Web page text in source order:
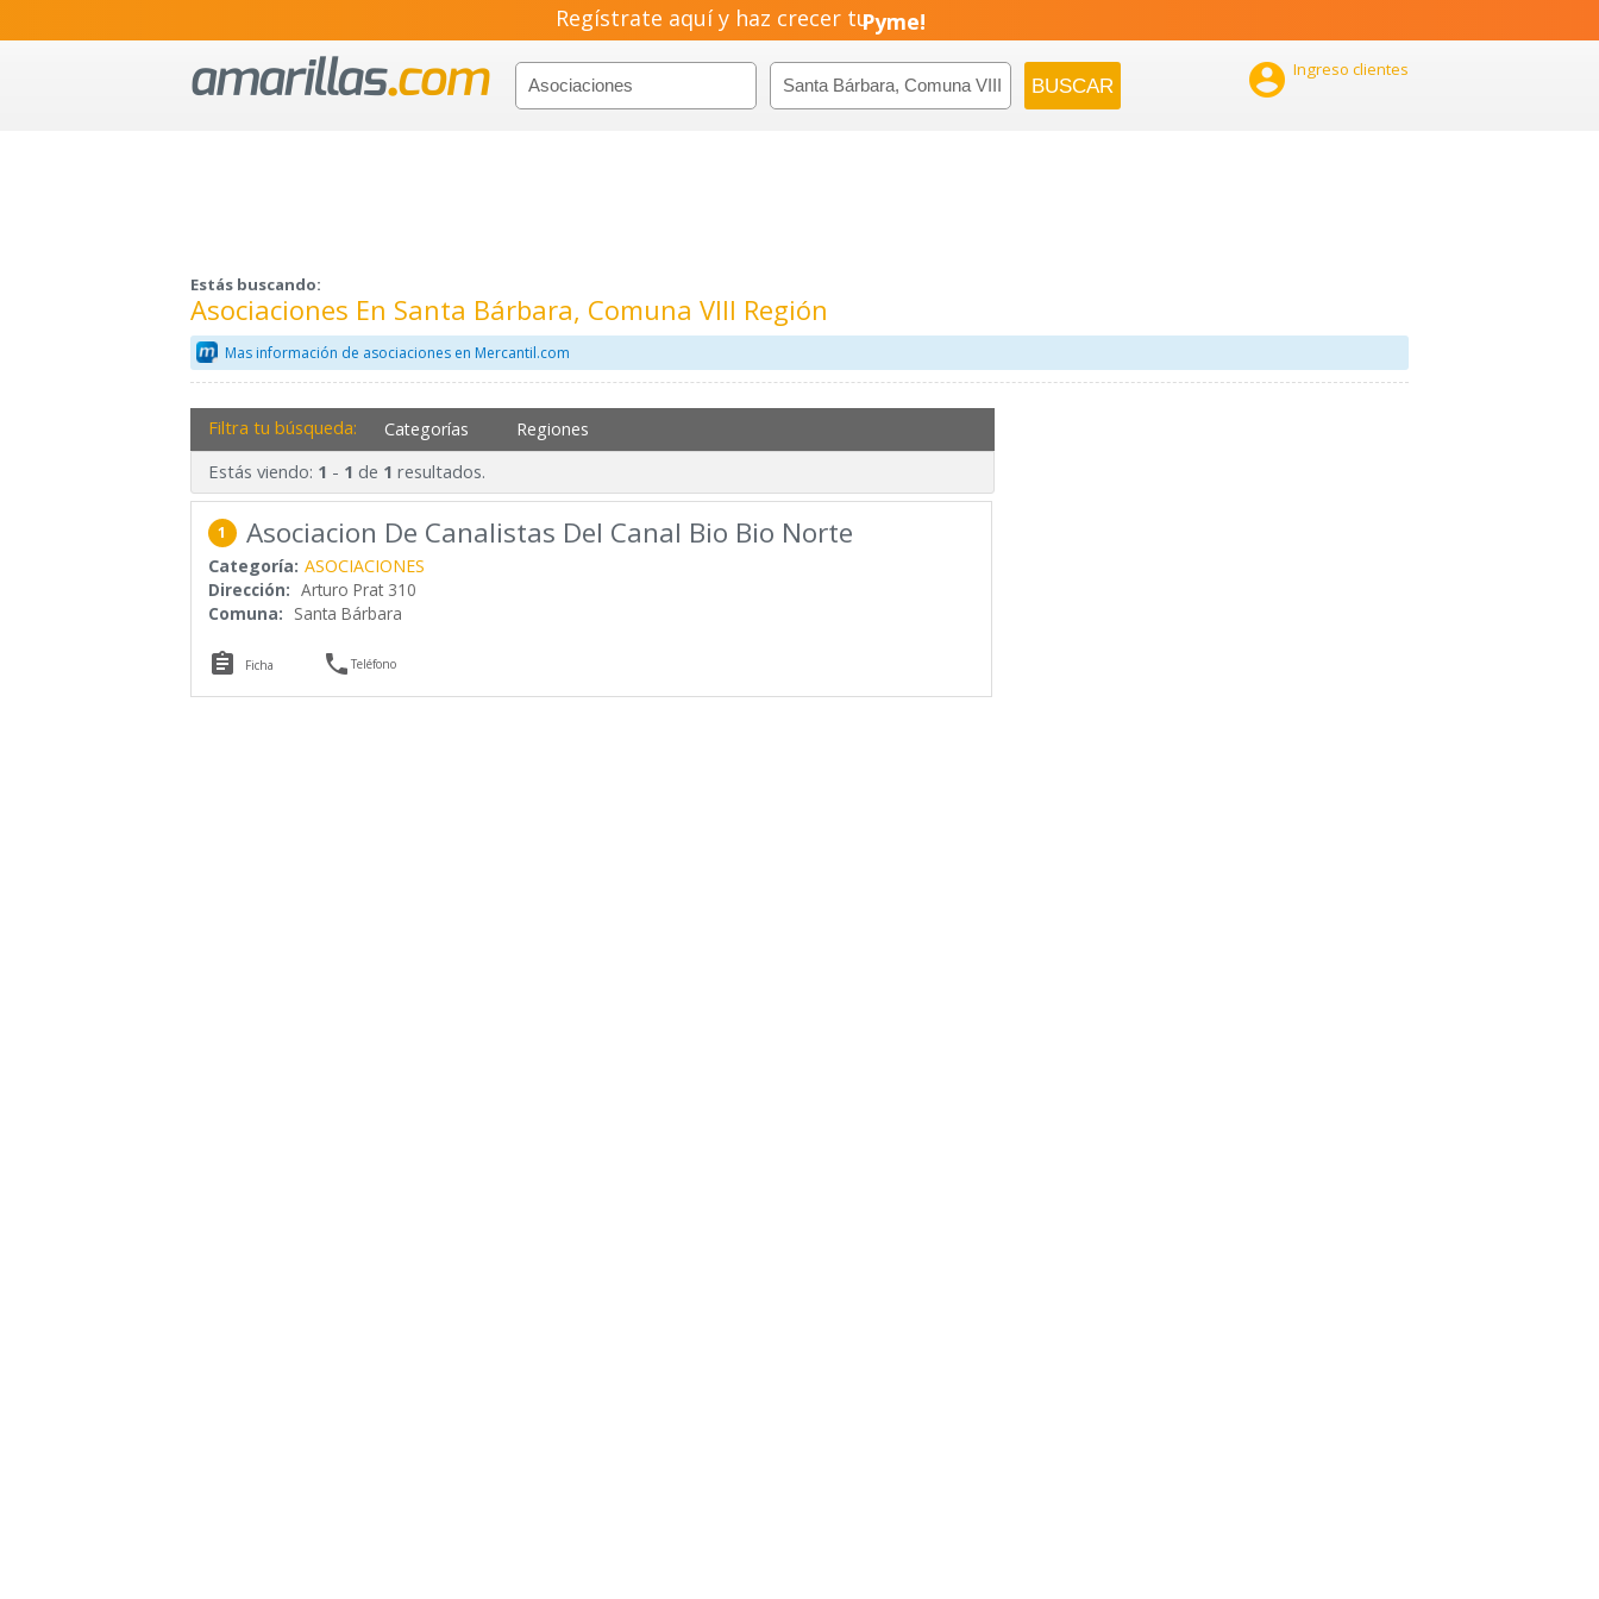
Regístrate aquí y haz crecer tuNegocio!
Pyme!
Emprendimiento!
 Ingreso clientes
Estás buscando:
Asociaciones En Santa Bárbara, Comuna VIII Región
Mas información de asociaciones en Mercantil.com
Filtra tu búsqueda: Categorías Regiones
Estás viendo: 1 - 1 de 1 resultados.
1 Asociacion De Canalistas Del Canal Bio Bio Norte
Categoría: ASOCIACIONES
Dirección: Arturo Prat 310
Comuna: Santa Bárbara
 Ficha Teléfono